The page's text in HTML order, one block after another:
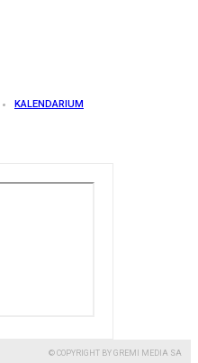
KALENDARIUM
© COPYRIGHT BY GREMI MEDIA SA